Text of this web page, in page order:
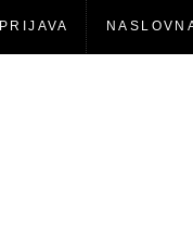
PRIJAVA